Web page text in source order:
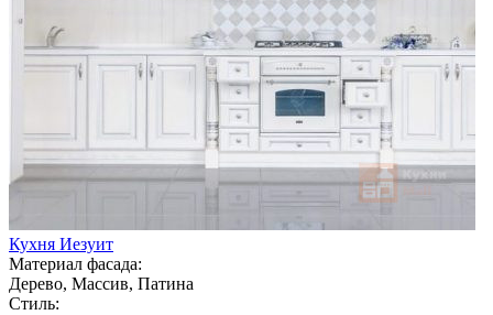
Кухня Иезуит
Материал фасада:
Дерево, Массив, Патина
Стиль: